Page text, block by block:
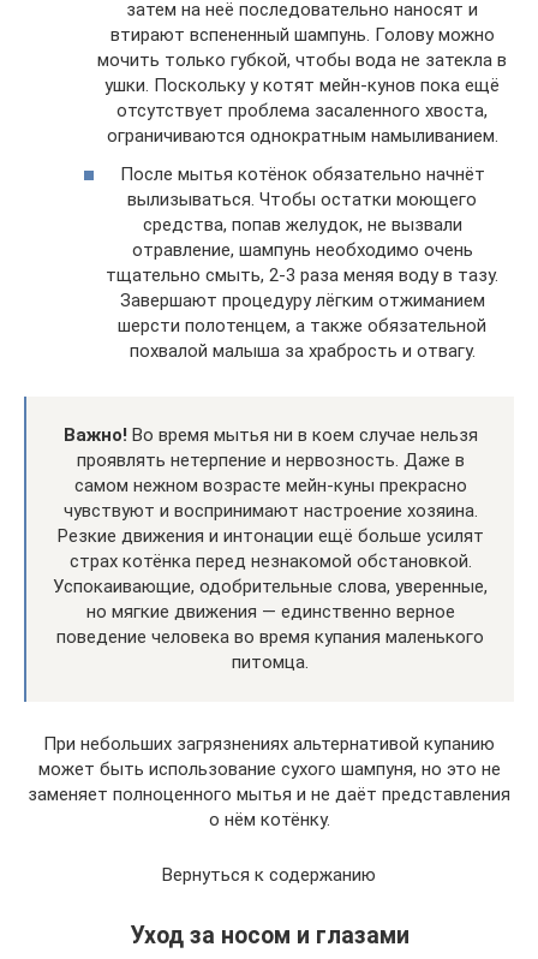
затем на неё последовательно наносят и
втирают вспененный шампунь. Голову можно
мочить только губкой, чтобы вода не затекла в
ушки. Поскольку у котят мейн-кунов пока ещё
отсутствует проблема засаленного хвоста,
ограничиваются однократным намыливанием.
После мытья котёнок обязательно начнёт
вылизываться. Чтобы остатки моющего
средства, попав желудок, не вызвали
отравление, шампунь необходимо очень
тщательно смыть, 2-3 раза меняя воду в тазу.
Завершают процедуру лёгким отжиманием
шерсти полотенцем, а также обязательной
похвалой малыша за храбрость и отвагу.
Важно! Во время мытья ни в коем случае нельзя
проявлять нетерпение и нервозность. Даже в
самом нежном возрасте мейн-куны прекрасно
чувствуют и воспринимают настроение хозяина.
Резкие движения и интонации ещё больше усилят
страх котёнка перед незнакомой обстановкой.
Успокаивающие, одобрительные слова, уверенные,
но мягкие движения — единственно верное
поведение человека во время купания маленького
питомца.
При небольших загрязнениях альтернативой купанию
может быть использование сухого шампуня, но это не
заменяет полноценного мытья и не даёт представления
о нём котёнку.
Вернуться к содержанию
Уход за носом и глазами